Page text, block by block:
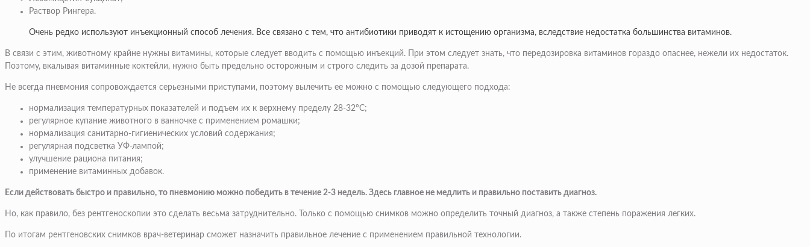
Раствор Рингера.
Очень редко используют инъекционный способ лечения. Все связано с тем, что антибиотики приводят к истощению организма, вследствие недостатка большинства витаминов.
В связи с этим, животному крайне нужны витамины, которые следует вводить с помощью инъекций. При этом следует знать, что передозировка витаминов гораздо опаснее, нежели их недостаток.
Поэтому, вкалывая витаминные коктейли, нужно быть предельно осторожным и строго следить за дозой препарата.
Не всегда пневмония сопровождается серьезными приступами, поэтому вылечить ее можно с помощью следующего подхода:
нормализация температурных показателей и подъем их к верхнему пределу 28-32ºС;
регулярное купание животного в ванночке с применением ромашки;
нормализация санитарно-гигиенических условий содержания;
регулярная подсветка УФ-лампой;
улучшение рациона питания;
применение витаминных добавок.
Если действовать быстро и правильно, то пневмонию можно победить в течение 2-3 недель. Здесь главное не медлить и правильно поставить диагноз.
Но, как правило, без рентгеноскопии это сделать весьма затруднительно. Только с помощью снимков можно определить точный диагноз, а также степень поражения легких.
По итогам рентгеновских снимков врач-ветеринар сможет назначить правильное лечение с применением правильной технологии.